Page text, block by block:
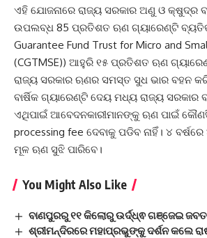
ଏହି ଯୋଜନାରେ ରାଜ୍ୟ ସରକାର ଅଣୁ ଓ କ୍ଷୁଦ୍ର
ଉପଲବ୍ଧ 85 ପ୍ରତିଶତ ଋଣ ଗ୍ୟାରେଣ୍ଟି
Guarantee Fund Trust for Micro and
(CGTMSE)) ଆହୁରି ୧୫ ପ୍ରତିଶତ ଋଣ
ରାଜ୍ୟ ସରକାର ଋଣର ସମସ୍ତ ସୁଧ ଭାର ବହନ
ବାର୍ଷିକ ଗ୍ୟାରେଣ୍ଟି ଦେୟ ମଧ୍ୟ ରାଜ୍ୟ ସରକାର
ଏଥିପାଇଁ ଆବେଦନକାରୀମାନଙ୍କୁ ଋଣ ପାଇଁ
processing fee ଦେବାକୁ ପଡିବ ନାହିଁ। ୪
ମୂଳ ଋଣ ସୁଝି ପାରିବେ।
You Might Also Like
ବାଣପୁରରୁ ୧୧ କିଲୋରୁ ଉର୍ଦ୍ଧ୍ଵ ଗଞ୍ଜେଇ
ଶ୍ରୀମନ୍ଦିରରେ ମହାପ୍ରଭୁଙ୍କୁ ଦର୍ଶନ କଲେ